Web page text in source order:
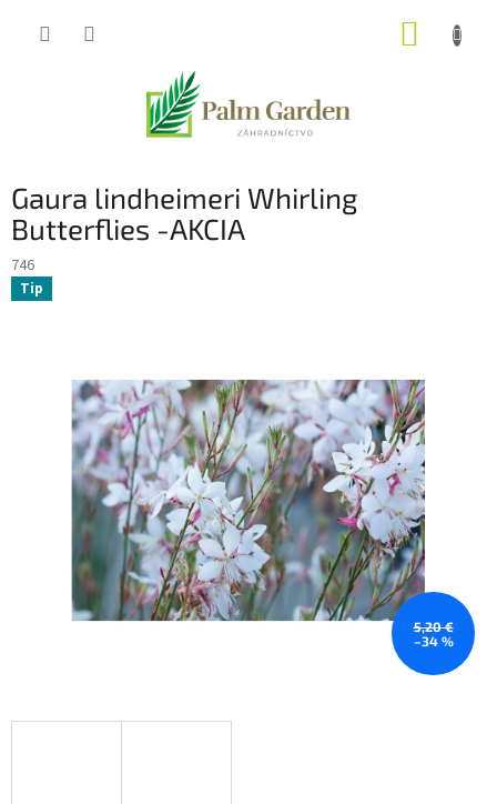
Gaura lindheimeri Whirling
Butterflies -AKCIA
746
Tip
5,20 €
–34 %